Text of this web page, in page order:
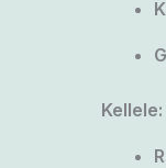
Kellele: